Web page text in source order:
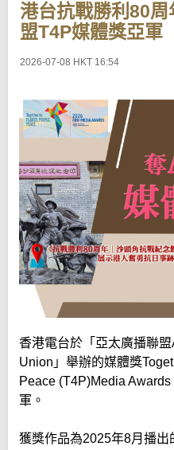
港台抗戰勝利80
盟T4P媒體獎亞軍
2026-07-08 HKT 16:54
香港電台於「亞太廣播聯
Union」舉辦的媒體獎
Peace (T4P)Media
軍。
獲獎作品為2025年8月播